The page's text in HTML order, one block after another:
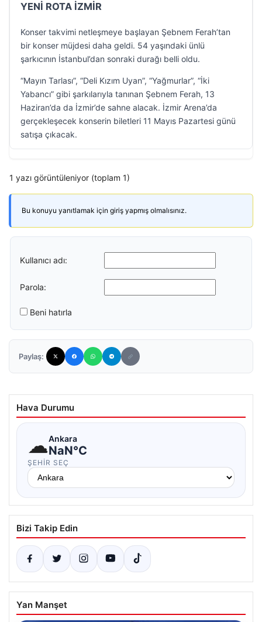
YENİ ROTA İZMİR
Konser takvimi netleşmeye başlayan Şebnem Ferah’tan
bir konser müjdesi daha geldi. 54 yaşındaki ünlü
şarkıcının İstanbul’dan sonraki durağı belli oldu.
“Mayın Tarlası”, “Deli Kızım Uyan”, “Yağmurlar”, “İki
Yabancı” gibi şarkılarıyla tanınan Şebnem Ferah, 13
Haziran’da da İzmir’de sahne alacak. İzmir Arena’da
gerçekleşecek konserin biletleri 11 Mayıs Pazartesi günü
satışa çıkacak.
1 yazı görüntüleniyor (toplam 1)
Bu konuyu yanıtlamak için giriş yapmış olmalısınız.
Kullanıcı adı:
Parola:
Beni hatırla
Paylaş:
Hava Durumu
☁Ankara
NaN°C
ŞEHIR SEÇ
Bizi Takip Edin
Yan Manşet